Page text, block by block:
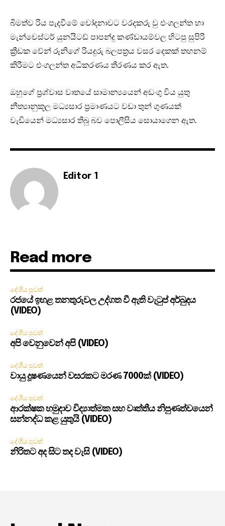
බීමත්ව රිය පැදවීමේ චෝදනාවට වරදකරු වු එංගලන්ත හා
මැන්චෙස්ටර් යුනයිටඩ් පාපන්දු කණ්ඩායම්වල හිටපු සුපිරි
ක්‍රීඩක වේන් රූනිගේ රියදුරු බලපත්‍රය වසර දෙකක් තහනම්
කිරීමට එංගලන්ත අධිකරණය තීරණය කර ඇත.
ඔහුගේ ප්‍රශ්වාස වාතයේ සාමාන්‍යයෙන් අඩංගු විය යුතු
නීත්‍යානුකූල මධ්‍යසාර ප්‍රමාණයට වඩා තුන් ගුණයක්
වැඩියෙන් මධ්‍යසාර තිබු බව පොලීසිය සොයාගෙන ඇත.
Editor 1
Read more
දේශීය පුවත්
රජයේ ඉහළ තනතුරුවල උද්ගත වී ඇති වැටුප් අර්බුදය
(VIDEO)
දේශීය පුවත්
අපි වෙනුවෙන් අපි (VIDEO)
දේශීය පුවත්
වායු දූෂණයෙන් වසරකට මරණ 7000ක් (VIDEO)
දේශීය පුවත්
ආරක්ෂක හමුදාව විද්‍යාත්මක සහ වෘත්තීය නිපුණත්වයෙන්
සන්නද්ධ කළ යුතුයි (VIDEO)
දේශීය පුවත්
නිරිතට අද සිට තද වැසි (VIDEO)